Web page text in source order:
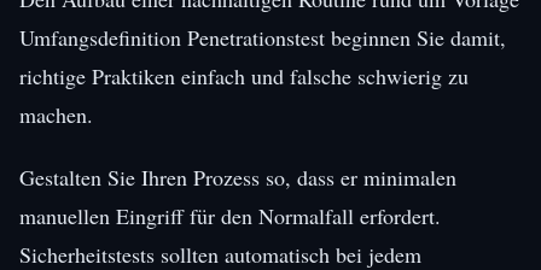
Umfangsdefinition Penetrationstest beginnen Sie damit,
richtige Praktiken einfach und falsche schwierig zu
machen.
Gestalten Sie Ihren Prozess so, dass er minimalen
manuellen Eingriff für den Normalfall erfordert.
Sicherheitstests sollten automatisch bei jedem